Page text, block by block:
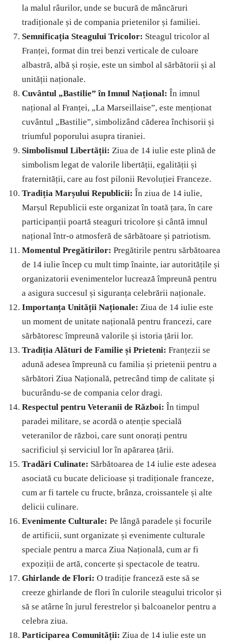
la malul râurilor, unde se bucură de mâncăruri
tradiționale și de compania prietenilor și familiei.
Semnificația Steagului Tricolor: Steagul tricolor al
Franței, format din trei benzi verticale de culoare
albastră, albă și roșie, este un simbol al sărbătorii și al
unității naționale.
Cuvântul „Bastilie” în Imnul Național: În imnul
național al Franței, „La Marseillaise”, este menționat
cuvântul „Bastilie”, simbolizând căderea închisorii și
triumful poporului asupra tiraniei.
Simbolismul Libertății: Ziua de 14 iulie este plină de
simbolism legat de valorile libertății, egalității și
fraternității, care au fost pilonii Revoluției Franceze.
Tradiția Marșului Republicii: În ziua de 14 iulie,
Marșul Republicii este organizat în toată țara, în care
participanții poartă steaguri tricolore și cântă imnul
național într-o atmosferă de sărbătoare și patriotism.
Momentul Pregătirilor: Pregătirile pentru sărbătoarea
de 14 iulie încep cu mult timp înainte, iar autoritățile și
organizatorii evenimentelor lucrează împreună pentru
a asigura succesul și siguranța celebrării naționale.
Importanța Unității Naționale: Ziua de 14 iulie este
un moment de unitate națională pentru francezi, care
sărbătoresc împreună valorile și istoria țării lor.
Tradiția Alături de Familie și Prieteni: Franțezii se
adună adesea împreună cu familia și prietenii pentru a
sărbători Ziua Națională, petrecând timp de calitate și
bucurându-se de compania celor dragi.
Respectul pentru Veteranii de Război: În timpul
paradei militare, se acordă o atenție specială
veteranilor de război, care sunt onorați pentru
sacrificiul și serviciul lor în apărarea țării.
Tradări Culinate: Sărbătoarea de 14 iulie este adesea
asociată cu bucate delicioase și tradiționale franceze,
cum ar fi tartele cu fructe, brânza, croissantele și alte
delicii culinare.
Evenimente Culturale: Pe lângă paradele și focurile
de artificii, sunt organizate și evenimente culturale
speciale pentru a marca Ziua Națională, cum ar fi
expoziții de artă, concerte și spectacole de teatru.
Ghirlande de Flori: O tradiție franceză este să se
creeze ghirlande de flori în culorile steagului tricolor și
să se atârne în jurul ferestrelor și balcoanelor pentru a
celebra ziua.
Participarea Comunității: Ziua de 14 iulie este un